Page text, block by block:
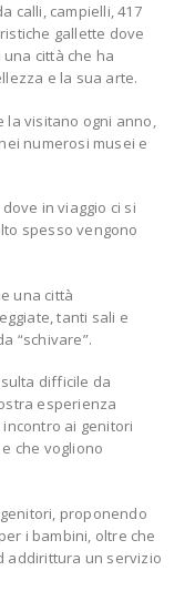
calli, campielli, 417
gallette dove
città che ha
e la sua arte.
visitano ogni anno,
numerosi musei e
in viaggio ci si
spesso vengono
una città
tanti sali e
“schivare”.
difficile da
esperienza
ai genitori
che vogliono
proponendo
i bambini, oltre che
addirittura un servizio